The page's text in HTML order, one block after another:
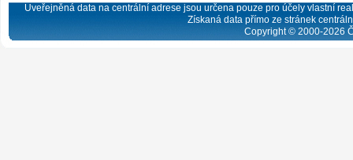
Uveřejněná data na centrální adrese jsou určena pouze pro účely vlastní
Získaná data přímo ze stránek
Copyright © 2000-2026